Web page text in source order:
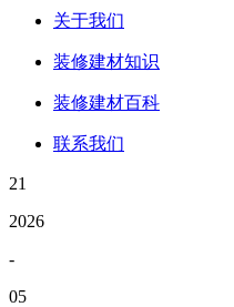
关于我们
装修建材知识
装修建材百科
联系我们
21
2026
-
05